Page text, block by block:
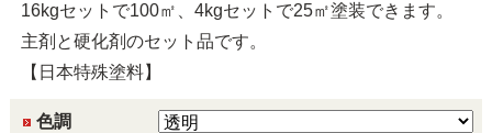
16kgセットで100㎡、4kgセットで25㎡塗装できます。
主剤と硬化剤のセット品です。
【日本特殊塗料】
色調